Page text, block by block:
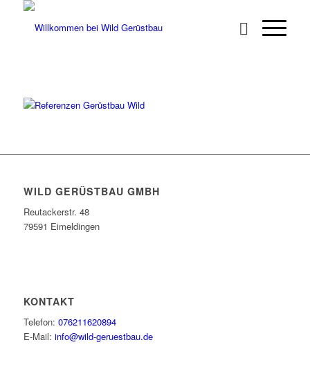
WILD GERÜSTBAU GMBH
Reutackerstr. 48
79591 Eimeldingen
KONTAKT
Telefon: 076211620894
E-Mail: info@wild-geruestbau.de